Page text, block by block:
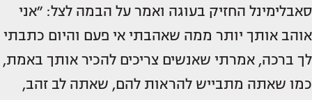
סאבלימינל החזיק בעוגה ואמר על הבמה לצל: ״אני
אוהב אותך יותר ממה שאהבתי אי פעם והיום כתבתי
לך ברכה, אמרתי שאנשים צריכים להכיר אותך באמת,
כמו שאתה מתבייש להראות להם, שאתה לב זהב,